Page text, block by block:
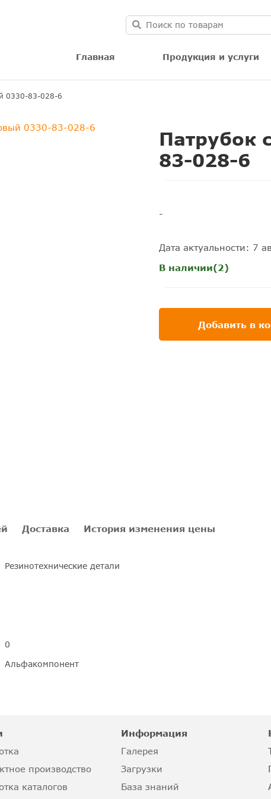
Главная Продукция и услуги
0330-83-028-6
Патрубок
83-028-6
-
Дата актуальности: 7
В наличии(2)
Добавить в
Доставка История изменения цены
Резинотехнические детали
0
Альфакомпонент
производство
каталогов
Информация
Галерея
Загрузки
База знаний